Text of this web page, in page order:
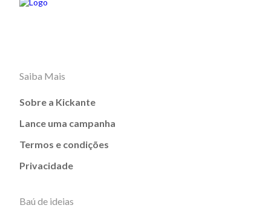
Saiba Mais
Sobre a Kickante
Lance uma campanha
Termos e condições
Privacidade
Baú de ideias